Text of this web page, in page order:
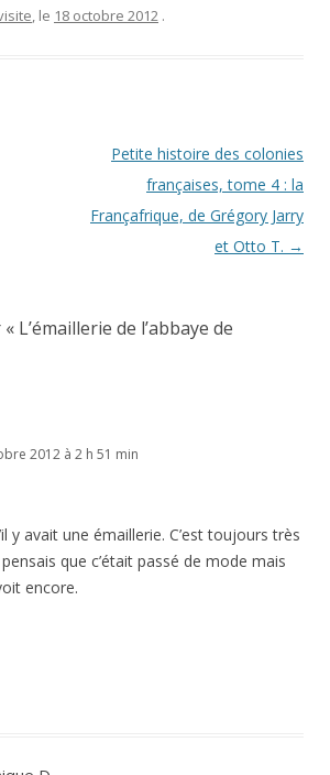
, le 18 octobre 2012 .
Petite histoire des colonies
françaises, tome 4 : la
Françafrique, de Grégory Jarry
et Otto T. →
« L’émaillerie de l’abbaye de
2012 à 2 h 51 min
y avait une émaillerie. C’est toujours très
que c’était passé de mode mais
encore.